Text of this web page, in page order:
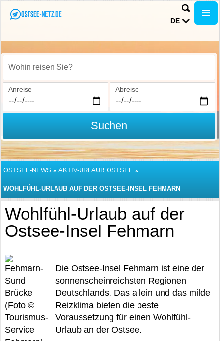
DE
Wohin reisen Sie?
Anreise Abreise
Suchen
OSTSEE-NEWS » AKTIV-URLAUB OSTSEE »
WOHLFÜHL-URLAUB AUF DER OSTSEE-INSEL FEHMARN
Wohlfühl-Urlaub auf der
Ostsee-Insel Fehmarn
Die Ostsee-Insel Fehmarn ist eine der
sonnenscheinreichsten Regionen
Deutschlands. Das allein und das milde
Reizklima bieten die beste
Voraussetzung für einen Wohlfühl-
Urlaub an der Ostsee.